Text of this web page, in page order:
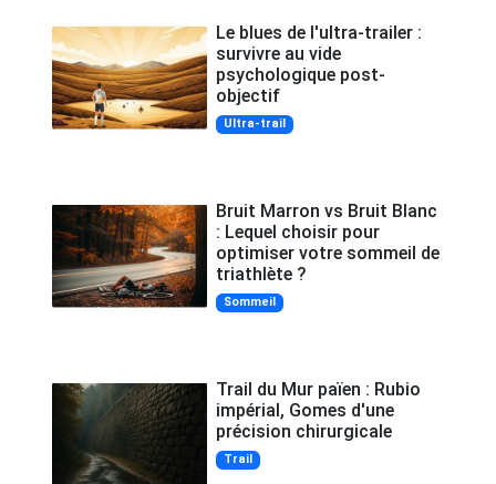
Le blues de l'ultra-trailer :
survivre au vide
psychologique post-
objectif
Ultra-trail
Bruit Marron vs Bruit Blanc
: Lequel choisir pour
optimiser votre sommeil de
triathlète ?
Sommeil
Trail du Mur païen : Rubio
impérial, Gomes d'une
précision chirurgicale
Trail